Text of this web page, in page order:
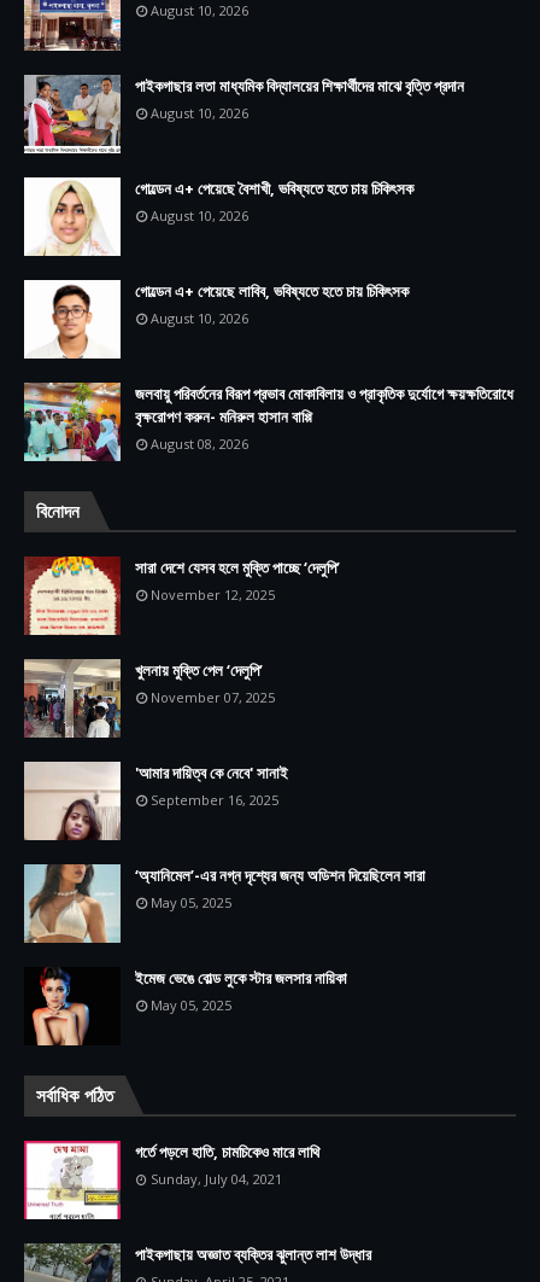
August 10, 2026
পাইকগাছার লতা মাধ্যমিক বিদ্যালয়ের শিক্ষার্থীদের মাঝে বৃত্তি প্রদান
August 10, 2026
গোল্ডেন এ+ পেয়েছে বৈশাখী, ভবিষ্যতে হতে চায় চিকিৎসক
August 10, 2026
গোল্ডেন এ+ পেয়েছে লাবিব, ভবিষ্যতে হতে চায় চিকিৎসক
August 10, 2026
জলবায়ু পরিবর্তনের বিরূপ প্রভাব মোকাবিলায় ও প্রাকৃতিক দুর্যোগে ক্ষয়ক্ষতিরোধে
বৃক্ষরোপণ করুন- মনিরুল হাসান বাপ্পি
August 08, 2026
বিনোদন
সারা দেশে যেসব হলে মুক্তি পাচ্ছে ‘দেলুপি’
November 12, 2025
খুলনায় মুক্তি পেল ‘দেলুপি’
November 07, 2025
'আমার দায়িত্ব কে নেবে' সানাই
September 16, 2025
‘অ্যানিমেল’-এর নগ্ন দৃশ্যের জন্য অডিশন দিয়েছিলেন সারা
May 05, 2025
ইমেজ ভেঙে বোল্ড লুকে স্টার জলসার নায়িকা
May 05, 2025
সর্বাধিক পঠিত
গর্তে পড়লে হাতি, চামচিকেও মারে লাথি
Sunday, July 04, 2021
পাইকগাছায় অজ্ঞাত ব্যক্তির ঝুলান্ত লাশ উদ্ধার